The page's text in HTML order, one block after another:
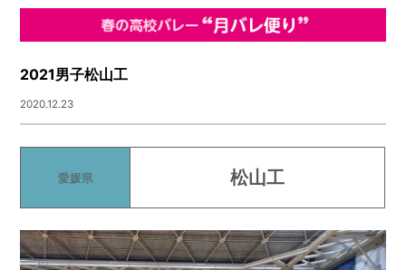
2021男子松山工
2020.12.23
愛媛県 松山工